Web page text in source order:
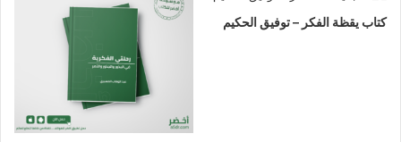
كتاب يقظة الفكر – توفيق الحكيم